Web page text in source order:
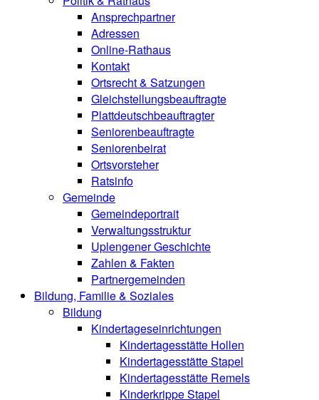
Ansprechpartner
Adressen
Online-Rathaus
Kontakt
Ortsrecht & Satzungen
Gleichstellungsbeauftragte
Plattdeutschbeauftragter
Seniorenbeauftragte
Seniorenbeirat
Ortsvorsteher
Ratsinfo
Gemeinde
Gemeindeportrait
Verwaltungsstruktur
Uplengener Geschichte
Zahlen & Fakten
Partnergemeinden
Bildung, Familie & Soziales
Bildung
Kindertageseinrichtungen
Kindertagesstätte Hollen
Kindertagesstätte Stapel
Kindertagesstätte Remels
Kinderkrippe Stapel